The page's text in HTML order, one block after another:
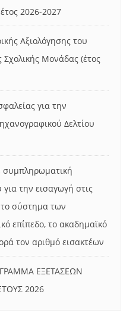
2026-2027
Αξιολόγησης του
Σχολικής Μονάδας (έτος
για την
Δελτίου
συμπληρωματική
την εισαγωγή στις
το σύστημα των
επίπεδο, το ακαδημαϊκό
τον αριθμό εισακτέων
ΕΞΕΤΑΣΕΩΝ
2026